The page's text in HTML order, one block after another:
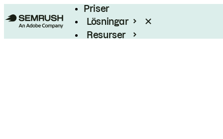
Priser
Lösningar
Resurser